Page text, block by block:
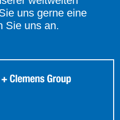
uns gerne eine
Sie uns an.